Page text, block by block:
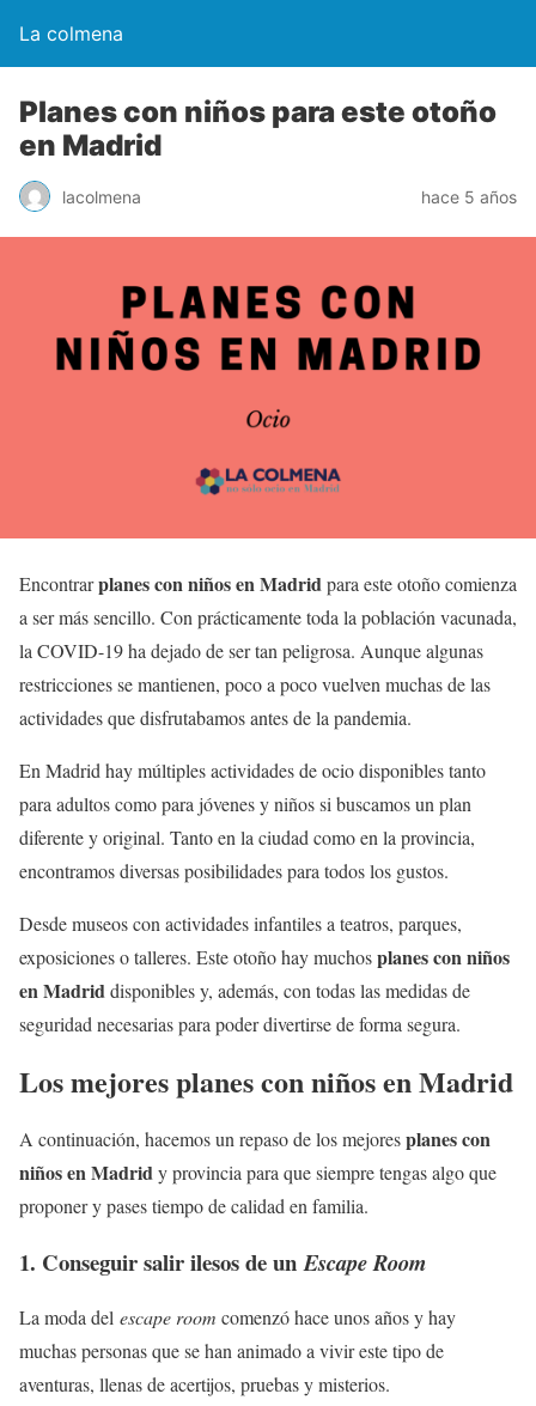
La colmena
Planes con niños para este otoño
en Madrid
lacolmena hace 5 años
Encontrarplanes con niños en Madridpara este otoño comienza
a ser más sencillo. Con prácticamente toda la población vacunada,
la COVID-19 ha dejado de ser tan peligrosa. Aunque algunas
restricciones se mantienen, poco a poco vuelven muchas de las
actividades que disfrutabamos antes de la pandemia.
En Madrid hay múltiples actividades de ocio disponibles tanto
para adultos como para jóvenes y niños si buscamos un plan
diferente y original. Tanto en la ciudad como en la provincia,
encontramos diversas posibilidades para todos los gustos.
Desde museos con actividades infantiles a teatros, parques,
exposiciones o talleres. Este otoño hay muchosplanes con niños
en Madriddisponibles y, además, con todas las medidas de
seguridad necesarias para poder divertirse de forma segura.
Los mejores planes con niños en Madrid
A continuación, hacemos un repaso de los mejoresplanes con
niños en Madridy provincia para que siempre tengas algo que
proponer y pases tiempo de calidad en familia.
1. Conseguir salir ilesos de unEscape Room
La moda del escape room comenzó hace unos años y hay
muchas personas que se han animado a vivir este tipo de
aventuras, llenas de acertijos, pruebas y misterios.